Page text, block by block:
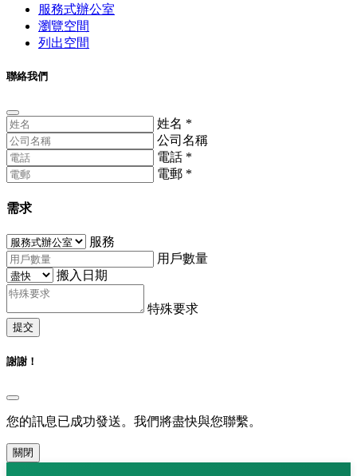
服務式辦公室
瀏覽空間
列出空間
聯絡我們
姓名 *
公司名稱
電話 *
電郵 *
需求
服務
用戶數量
搬入日期
特殊要求
提交
謝謝！
您的訊息已成功發送。我們將盡快與您聯繫。
關閉